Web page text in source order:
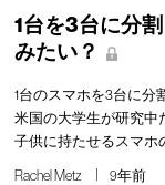
1台を3台に分
みたい？
1台のスマホを3台に分
米国の大学生が研究中
子供に持たせるスマホ
Rachel Metz 9年前